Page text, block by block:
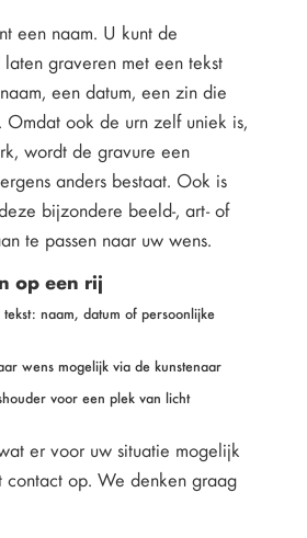
een naam. U kunt de
graveren met een tekst
een datum, een zin die
ook de urn zelf uniek is,
wordt de gravure een
anders bestaat. Ook is
bijzondere beeld-, art- of
te passen naar uw wens.
op een rij
naam, datum of persoonlijke
wens mogelijk via de kunstenaar
voor een plek van licht
er voor uw situatie mogelijk
contact op. We denken graag